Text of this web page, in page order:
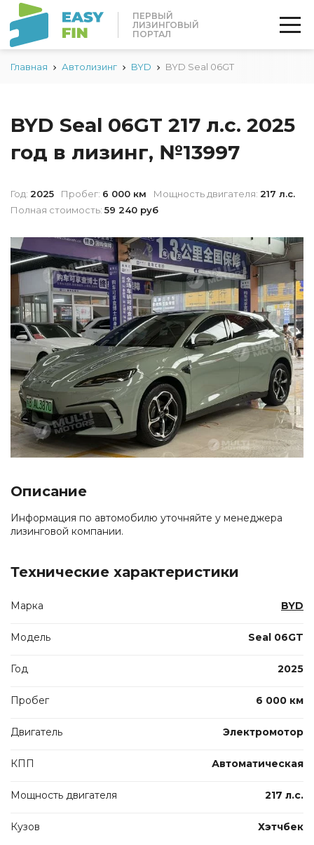
ПЕРВЫЙ
ЛИЗИНГОВЫЙ
ПОРТАЛ
Главная Автолизинг BYD BYD Seal 06GT
BYD Seal 06GT 217 л.с. 2025
год в лизинг, №13997
Год: 2025 Пробег: 6 000 км Мощность двигателя: 217 л.с.
Полная стоимость: 59 240 руб
Описание
Информация по автомобилю уточняйте у менеджера
лизинговой компании.
Технические характеристики
Марка BYD
Модель Seal 06GT
Год 2025
Пробег 6 000 км
Двигатель Электромотор
КПП Автоматическая
Мощность двигателя 217 л.с.
Кузов Хэтчбек